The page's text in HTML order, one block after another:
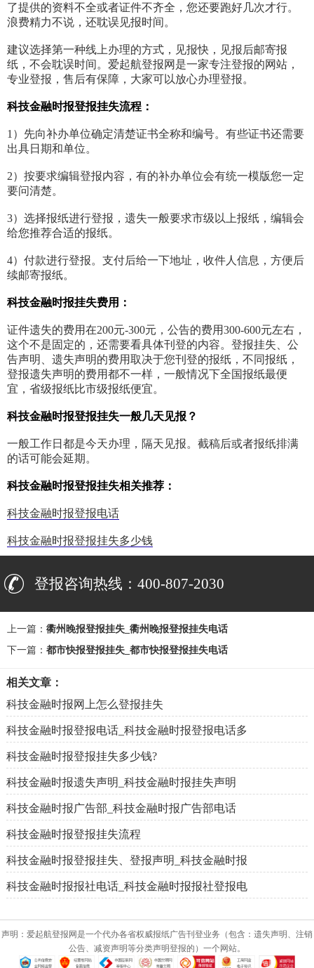
了提供的资料不全或者证件不齐全，您还要跑好几次才行。
浪费精力不说，还耽误见报时间。
建议选择第一种线上办理的方式，见报快，见报后邮寄报
纸，不会耽误时间。爱起航登报网是一家专注登报的网站，
专业登报，售后有保障，大家可以放心办理登报。
科技金融时报登报挂失流程：
1）先向补办单位确定清楚证书全称和编号。有些证书还需要
出具日期和单位。
2）按要求编辑登报内容，有的补办单位会有统一模版您一定
要问清楚。
3）选择报纸进行登报，遗失一般要求市级以上报纸，编辑会
给您推荐合适的报纸。
4）付款进行登报。支付后给一下地址，收件人信息，方便后
续邮寄报纸。
科技金融时报挂失费用：
证件遗失的费用在200元-300元，公告的费用300-600元左右，
这个不是固定的，还需要看具体刊登的内容。登报挂失、公
告声明、遗失声明的费用取决于您刊登的报纸，不同报纸，
登报遗失声明的费用都不一样，一般情况下全国报纸最便
宜，省级报纸比市级报纸便宜。
科技金融时报登报挂失一般几天见报？
一般工作日都是今天办理，隔天见报。截稿后或者报纸排满
的话可能会延期。
科技金融时报登报挂失相关推荐：
科技金融时报登报电话
科技金融时报登报挂失多少钱
登报咨询热线：400-807-2030
上一篇： 衢州晚报登报挂失_衢州晚报登报挂失电话
下一篇： 都市快报登报挂失_都市快报登报挂失电话
相关文章：
科技金融时报网上怎么登报挂失
科技金融时报登报电话_科技金融时报登报电话多
科技金融时报登报挂失多少钱?
科技金融时报遗失声明_科技金融时报挂失声明
科技金融时报广告部_科技金融时报广告部电话
科技金融时报登报挂失流程
科技金融时报登报挂失、登报声明_科技金融时报
科技金融时报报社电话_科技金融时报报社登报电
声明：爱起航登报网是一个代办各省权威报纸广告刊登业务（包含：遗失声明、注销
公告、减资声明等分类声明登报的）一个网站。